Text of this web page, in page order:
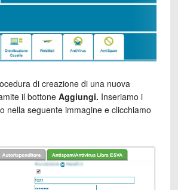
di creazione di una nuova
il bottone Aggiungi. Inseriamo i
nella seguente immagine e clicchiamo